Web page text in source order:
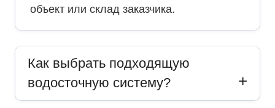
объект или склад заказчика.
Как выбрать подходящую
водосточную систему?